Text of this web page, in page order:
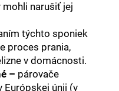
mohli narušiť jej
týchto sponiek
proces prania,
v domácnosti.
– párovače
Európskej únii (v